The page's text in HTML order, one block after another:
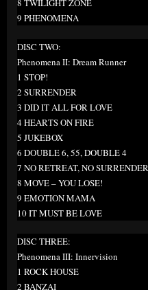
8 TWILIGHT ZONE
9 PHENOMENA
DISC TWO:
Phenomena II: Dream Runner
1 STOP!
2 SURRENDER
3 DID IT ALL FOR LOVE
4 HEARTS ON FIRE
5 JUKEBOX
6 DOUBLE 6, 55, DOUBLE 4
7 NO RETREAT, NO SURRENDER
8 MOVE – YOU LOSE!
9 EMOTION MAMA
10 IT MUST BE LOVE
DISC THREE:
Phenomena III: Innervision
1 ROCK HOUSE
2 BANZAI